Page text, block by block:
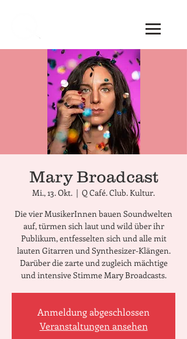
Mary Broadcast
Mi., 13. Okt.
  |
Q Café. Club. Kultur.
Die vier MusikerInnen bauen Soundwelten
auf, türmen sich laut und wild über ihr
Publikum, entfesselten sich und alle mit
lauten Gitarren und Synthesizer-Klängen.
Darüber die zarte und zugleich mächtige
und intensive Stimme Mary Broadcasts.
Anmeldung abgeschlossen
Veranstaltungen ansehen